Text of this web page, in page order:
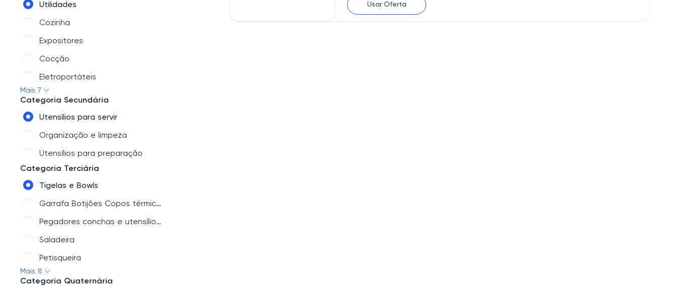
Utilidades
Cozinha
Expositores
Cocção
Eletroportáteis
Refrigeração
Maquinário de produção
Mais 7
Categoria Secundária
Utensílios para servir
Organização e limpeza
Utensílios para preparação
Categoria Terciária
Tigelas e Bowls
Garrafa Botijões Copos térmicos
Pegadores conchas e utensílios em geral
Saladeira
Petisqueira
Jogo de sobremesa
Mais 8
Categoria Quaternária
Usar Oferta